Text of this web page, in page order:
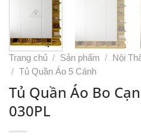
Trang chủ / Sản phẩm / Nội
/ Tủ Quần Áo 5 Cánh
Tủ Quần Áo Bo
030PL